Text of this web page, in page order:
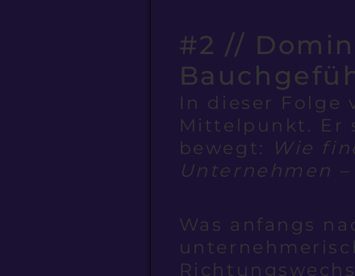
#2 //
In dieser Folge
Mittelpunkt. Er
bewegt:
Wie
Unternehmen
Was anfangs